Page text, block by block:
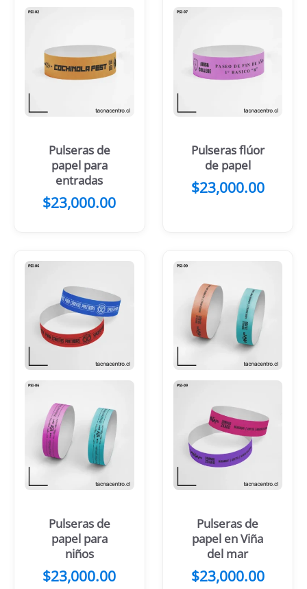
Pulseras de
papel para
entradas
$23,000.00
Pulseras flúor
de papel
$23,000.00
Pulseras de
papel para
niños
$23,000.00
Pulseras de
papel en Viña
del mar
$23,000.00